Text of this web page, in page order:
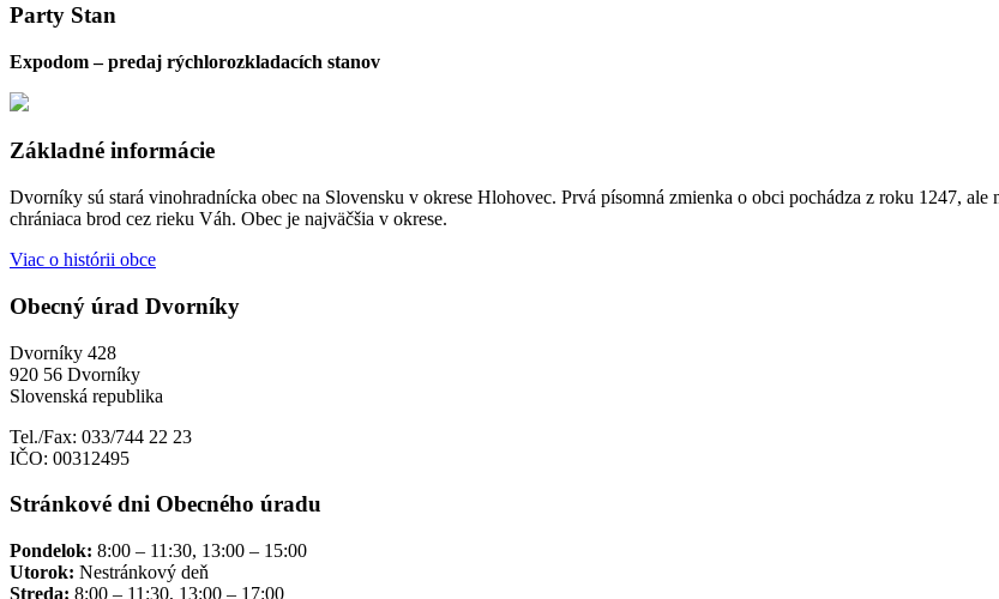
Party Stan
Expodom – predaj rýchlorozkladacích stanov
Základné informácie
Dvorníky sú stará vinohradnícka obec na Slovensku v okrese Hlohovec. Prvá písomná zmienka o obci pochádza z roku 1247, ale
chrániaca brod cez rieku Váh. Obec je najväčšia v okrese.
Viac o histórii obce
Obecný úrad Dvorníky
Dvorníky 428
920 56 Dvorníky
Slovenská republika
Tel./Fax: 033/744 22 23
IČO: 00312495
Stránkové dni Obecného úradu
Pondelok: 8:00 – 11:30, 13:00 – 15:00
Utorok: Nestránkový deň
Streda: 8:00 – 11:30, 13:00 – 17:00